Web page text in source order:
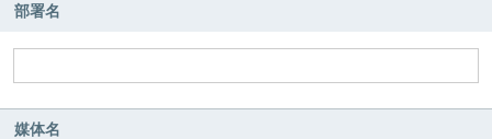
部署名
媒体名